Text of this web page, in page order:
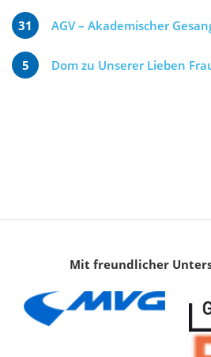
31 AGV – Akademischer
5 Dom zu Unserer Lieben
Mit freundlicher